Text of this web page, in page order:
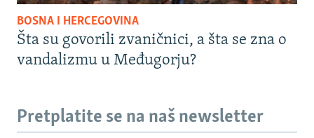
BOSNA I HERCEGOVINA
Šta su govorili zvaničnici, a šta se zna o
vandalizmu u Međugorju?
Pretplatite se na naš newsletter